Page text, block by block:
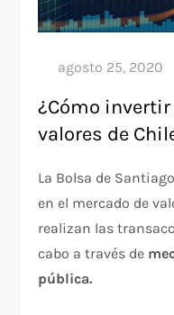
¿Cómo
valores de
La Bolsa de
en el mercado de
realizan las
cabo a través de
pública.